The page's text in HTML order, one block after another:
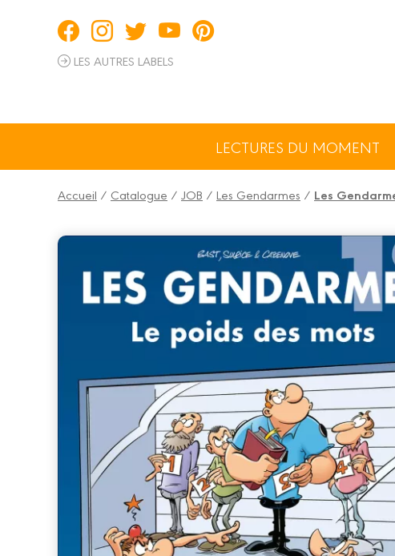
LES AUTRES LABELS
LECTURES DU MOMENT
Accueil / Catalogue / JOB / Les Gendarmes / Les